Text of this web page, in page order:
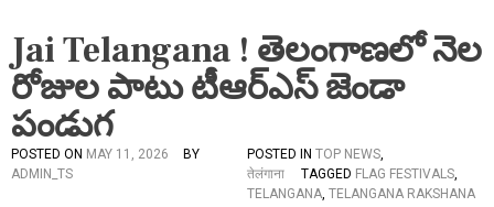
Jai Telangana ! తెలంగాణలో నెల
రోజుల పాటు టీఆర్ఎస్ జెండా
పండుగ
POSTED ON MAY 11, 2026
BY
ADMIN_TS
POSTED IN TOP NEWS,
तेलंगाना
TAGGED FLAG FESTIVALS,
TELANGANA, TELANGANA RAKSHANA